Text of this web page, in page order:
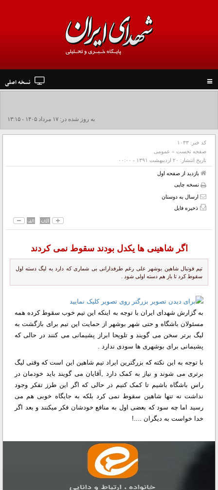
navigation
نسخه اصلی
به روز شده در: ۱۷ مرداد ۱۴۰۵ - ۱۳:۱۵
کد خبر: ۱۰۳۳
صفحه نخست » عمومی
تاریخ انتشار: ۲۰ ارديبهشت ۱۳۹۱ - ۰۰:۰۰
بازدید از صفحه اول
نسخه چاپی
ارسال به دوستان
ذخیره فایل
اگر شاهینی ها یکدل بودند سقوط نمی کردند
تیم فوتبال شاهین بوشهر علی رغم طرفدارانی بی شماری که دارد به لیگ دسته اول
سقوط کرد تا باز هم دسته اولی شود .
به گزارش شهدای ایران با توجه به اینکه این تیم خوب سقوط کرده همه
مسئولان باشگاه و حتی شهر بوشهر از حمایت این تیم برای بازگشت به
لیگ برتر سخن می گویند و تلویحا ابراز پشیمانی می کنند در حالی که
پشیمانی برای بوشهری ها سودی ندارد .
با توجه به این نکته که بزرگترین ایراد تیم شاهین این است که وقتی لیگ
برتری می شوند و نیاز به کمک دارد ,آقایان می گویند باید خودمان در
راس باشگاه باشیم تا کمک کنیم در حالی که اگر این طرز تفکر وجود
نداشت نه تنها شاهین سقوط نمی کرد بلکه به جایگاه خوبی هم می
رسید اما چه سود که بعضی اول به منافع خودشان فکر میکنند و بعد اگر
خدا خواست به دیگران ....!